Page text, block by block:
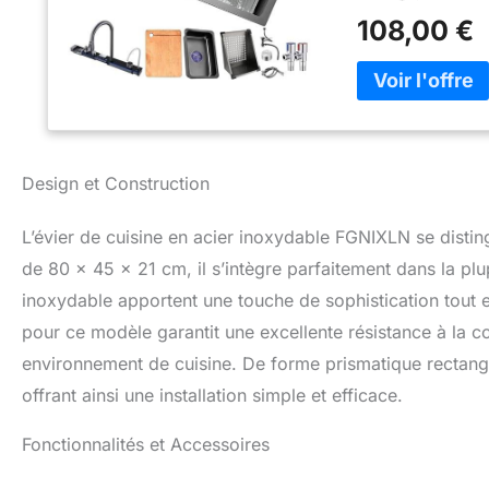
facilement la
une esthétique
confortable et
permet de
des éviers en
Le design en nid
efficacement les
intérieures : 63 x
cm. Accessoires
bassin d'eau,
tuyau
108,00 €
Design et Construction
L’évier de cuisine en acier inoxydable FGNIXLN se
de 80 x 45 x 21 cm, il s’intègre parfaitement dans la
inoxydable apportent une touche de sophistication tout
pour ce modèle garantit une excellente résistance à la
environnement de cuisine. De forme prismatique
offrant ainsi une installation simple et efficace.
Fonctionnalités et Accessoires